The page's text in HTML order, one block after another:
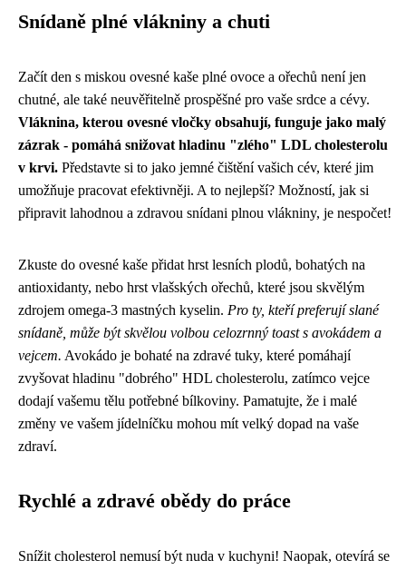
Snídaně plné vlákniny a chuti
Začít den s miskou ovesné kaše plné ovoce a ořechů není jen
chutné, ale také neuvěřitelně prospěšné pro vaše srdce a cévy.
Vláknina, kterou ovesné vločky obsahují, funguje jako malý
zázrak - pomáhá snižovat hladinu "zlého" LDL cholesterolu
v krvi. Představte si to jako jemné čištění vašich cév, které jim
umožňuje pracovat efektivněji. A to nejlepší? Možností, jak si
připravit lahodnou a zdravou snídani plnou vlákniny, je nespočet!
Zkuste do ovesné kaše přidat hrst lesních plodů, bohatých na
antioxidanty, nebo hrst vlašských ořechů, které jsou skvělým
zdrojem omega-3 mastných kyselin. Pro ty, kteří preferují slané
snídaně, může být skvělou volbou celozrnný toast s avokádem a
vejcem. Avokádo je bohaté na zdravé tuky, které pomáhají
zvyšovat hladinu "dobrého" HDL cholesterolu, zatímco vejce
dodají vašemu tělu potřebné bílkoviny. Pamatujte, že i malé
změny ve vašem jídelníčku mohou mít velký dopad na vaše
zdraví.
Rychlé a zdravé obědy do práce
Snížit cholesterol nemusí být nuda v kuchyni! Naopak, otevírá se